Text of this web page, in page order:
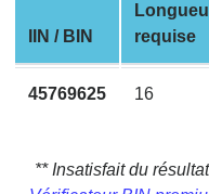
BIN
CC
Generator
from
IIN / BIN
requise
45769625 16
** Insatisfait du